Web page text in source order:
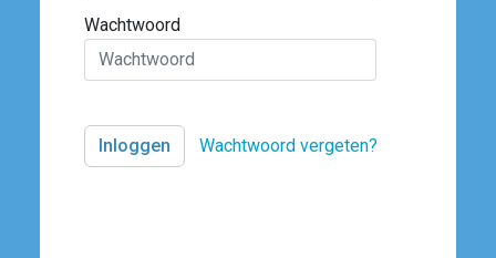
Wachtwoord
Wachtwoord vergeten?